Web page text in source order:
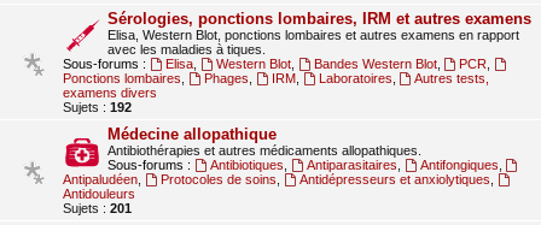
Sérologies, ponctions lombaires, IRM et autres examens
Elisa, Western Blot, ponctions lombaires et autres examens en rapport
avec les maladies à tiques.
Sous-forums :
Elisa, Western Blot, Bandes Western Blot, PCR
Ponctions lombaires
Phages IRM, Laboratoires
Autres tests,
examens divers
Sujets : 192
Médecine allopathique
Antibiothérapies et autres médicaments allopathiques.
Sous-forums :
Antibiotiques Antiparasitaires Antifongiques
Antipaludéen
Protocoles de soins Antidépresseurs et anxiolytiques
Antidouleurs
Sujets : 201